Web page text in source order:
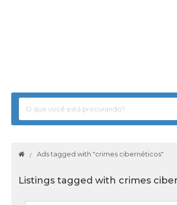
Ads tagged with "crimes cibernéticos"
Listings tagged with crimes